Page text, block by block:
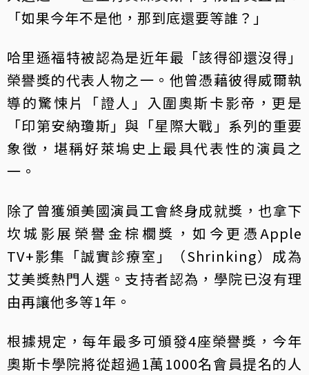
「如果今年不是他，那到底還要等誰？」
哈里遜福特被認為是近年最「該得卻還沒得」
榮譽獎的代表人物之一。他曾憑藉彼得威爾執
導的驚悚片「證人」入圍奧斯卡影帝，更是
「印第安納瓊斯」與「星際大戰」系列的重要
象徵，堪稱好萊塢史上最具代表性的演員之
一。
除了曾獲頒美國演員工會終身成就獎，也拿下
坎城影展榮譽金棕櫚獎，如今更憑Apple
TV+影集「誠實診療室」（Shrinking）成為
艾美獎熱門人選。支持者認為，學院已沒有理
由再讓他多等1年。
根據規定，每年最多可頒發4座榮譽獎，今年
奧斯卡學院將從超過1萬1000名會員提名的人